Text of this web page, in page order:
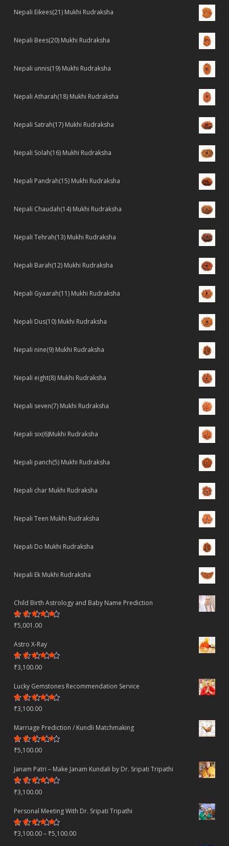
Nepali Eikees(21) Mukhi Rudraksha
Nepali Bees(20) Mukhi Rudraksha
Nepali unnis(19) Mukhi Rudraksha
Nepali Atharah(18) Mukhi Rudraksha
Nepali Satrah(17) Mukhi Rudraksha
Nepali Solah(16) Mukhi Rudraksha
Nepali Pandrah(15) Mukhi Rudraksha
Nepali Chaudah(14) Mukhi Rudraksha
Nepali Tehrah(13) Mukhi Rudraksha
Nepali Barah(12) Mukhi Rudraksha
Nepali Gyaarah(11) Mukhi Rudraksha
Nepali Dus(10) Mukhi Rudraksha
Nepali nine(9) Mukhi Rudraksha
Nepali eight(8) Mukhi Rudraksha
Nepali seven(7) Mukhi Rudraksha
Nepali six(6)Mukhi Rudraksha
Nepali panch(5) Mukhi Rudraksha
Nepali char Mukhi Rudraksha
Nepali Teen Mukhi Rudraksha
Nepali Do Mukhi Rudraksha
Nepali Ek Mukhi Rudraksha
Child Birth Astrology and Baby Name Prediction
Rated
4.70 out
₹5,001.00
Astro X-Ray
Rated
4.50out
₹3,100.00
Lucky Gemstones Recommendation Service
Rated
4.44out
₹3,100.00
Marriage Prediction / Kundli Matchmaking
Rated
4.22out
₹5,100.00
Janam Patri – Make Janam Kundali by Dr. Sripati Tripathi
Rated
4.80out
₹3,100.00
Personal Meeting With Dr. Sripati Tripathi
Rated
4.78out
₹3,100.00– ₹5,100.00Price